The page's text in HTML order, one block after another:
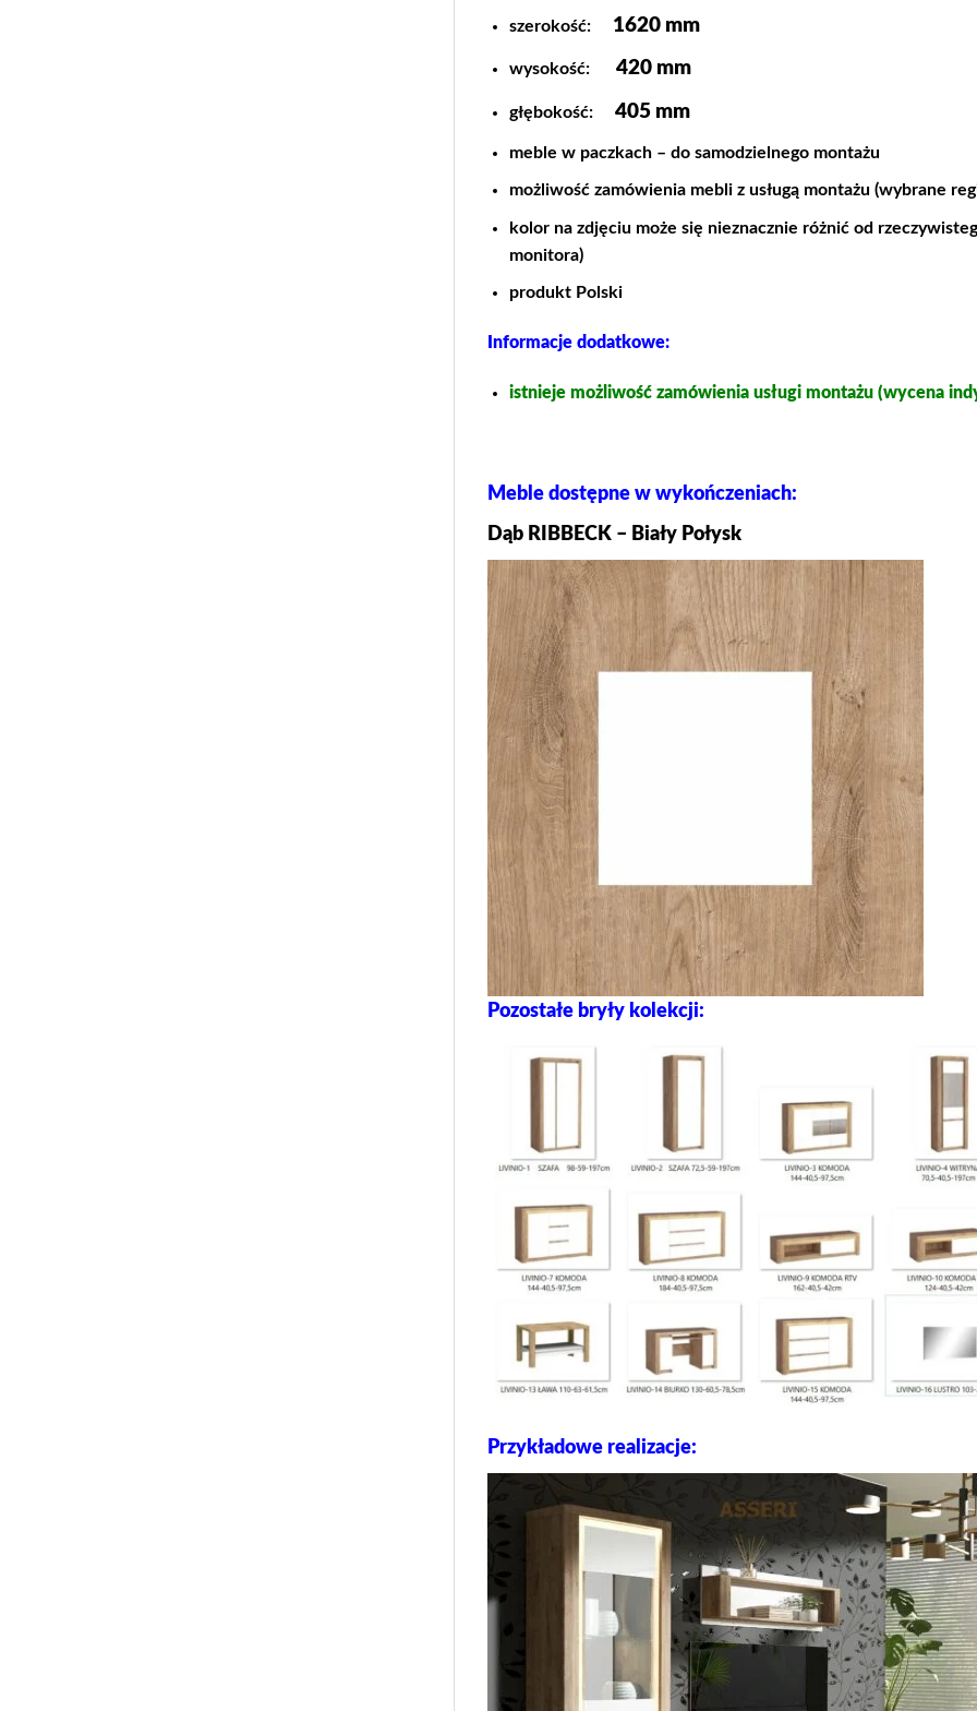
szerokość: 1620 mm
wysokość:420 mm
głębokość:405 mm
meble w paczkach – do samodzielnego montażu
możliwość zamówienia mebli z usługą montażu (wybrane
kolor na zdjęciu może się nieznacznie różnić od
monitora)
produkt Polski
Informacje dodatkowe:
istnieje możliwość zamówienia usługi montażu (wycena
Meble dostępne w wykończeniach:
Dąb RIBBECK – Biały Połysk
Pozostałe bryły kolekcji:
Przykładowe realizacje: